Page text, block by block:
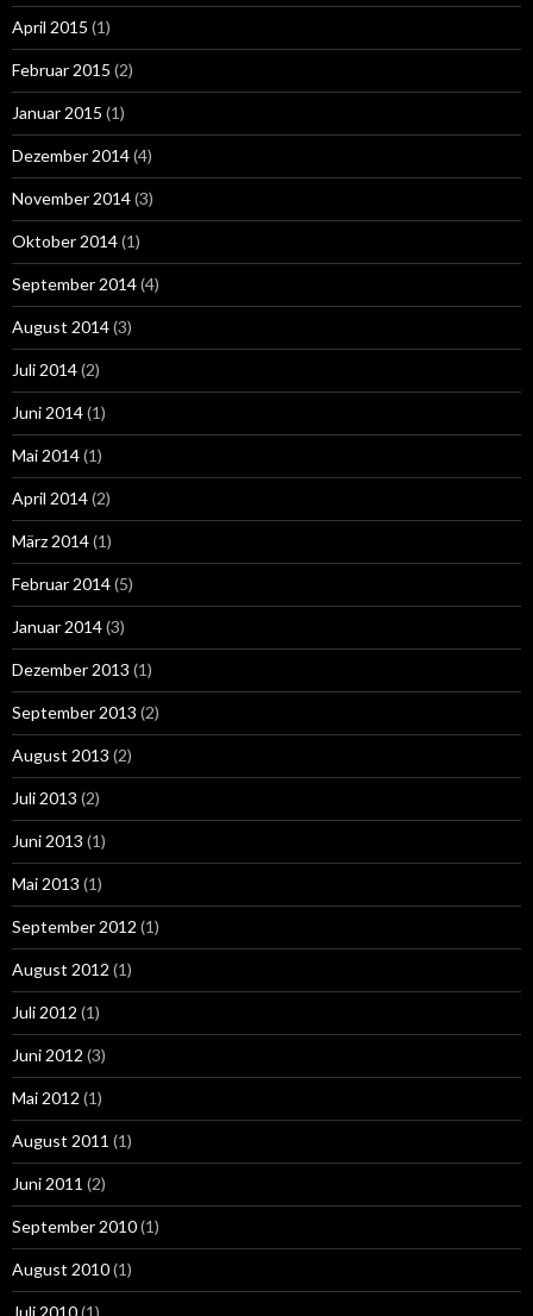
April 2015 (1)
Februar 2015 (2)
Januar 2015 (1)
Dezember 2014(4)
November 2014(3)
Oktober 2014(1)
September 2014(4)
August 2014(3)
Juli 2014(2)
Juni 2014(1)
Mai 2014(1)
April 2014(2)
März 2014(1)
Februar 2014(5)
Januar 2014(3)
Dezember 2013 (1)
September 2013 (2)
August 2013 (2)
Juli 2013 (2)
Juni 2013 (1)
Mai 2013 (1)
September 2012 (1)
August 2012 (1)
Juli 2012 (1)
Juni 2012 (3)
Mai 2012 (1)
August 2011 (1)
Juni 2011 (2)
September 2010(1)
August 2010(1)
Juli 2010(1)